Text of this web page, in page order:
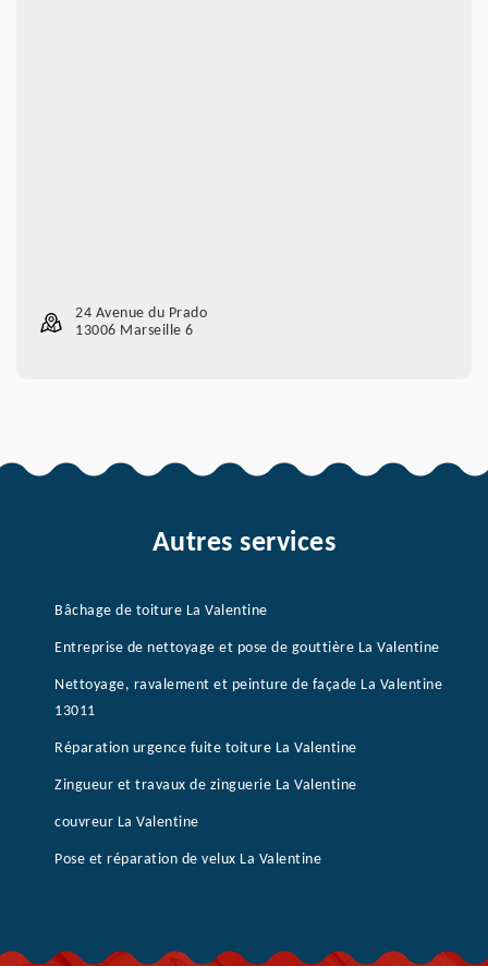
24 Avenue du Prado
13006 Marseille 6
Autres services
Bâchage de toiture La Valentine
Entreprise de nettoyage et pose de gouttière La Valentine
Nettoyage, ravalement et peinture de façade La Valentine
13011
Réparation urgence fuite toiture La Valentine
Zingueur et travaux de zinguerie La Valentine
couvreur La Valentine
Pose et réparation de velux La Valentine